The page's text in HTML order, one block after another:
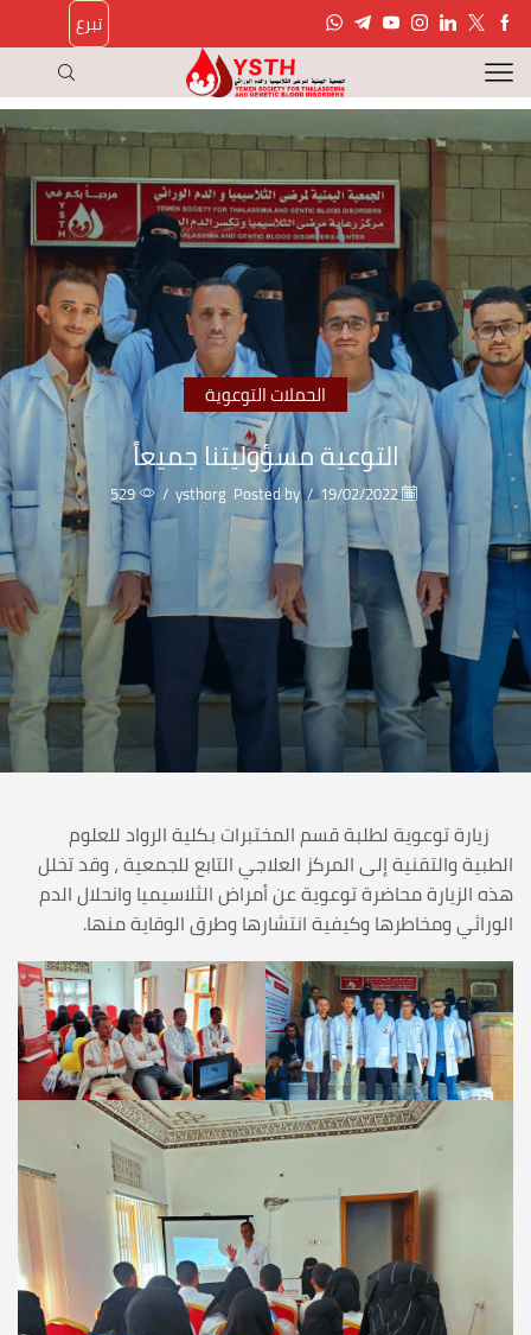
تبرع
الحملات التوعوية
التوعية مسؤوليتنا جميعاً
19/02/2022
/
Posted by
ysthorg
/
529
زيارة توعوية لطلبة قسم المختبرات بكلية الرواد للعلوم
الطبية والتقنية إلى المركز العلاجي التابع للجمعية ، وقد تخلل
هذه الزيارة محاضرة توعوية عن أمراض الثلاسيميا وانحلال الدم
الوراثي ومخاطرها وكيفية انتشارها وطرق الوقاية منها.